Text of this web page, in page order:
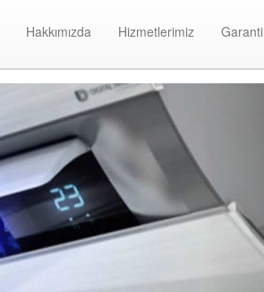
Hakkımızda Hizmetlerimiz Garanti